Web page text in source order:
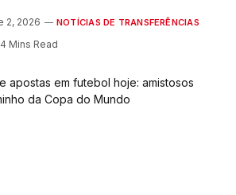
2, 2026 NOTÍCIAS DE TRANSFERÊNCIAS
4 Mins Read